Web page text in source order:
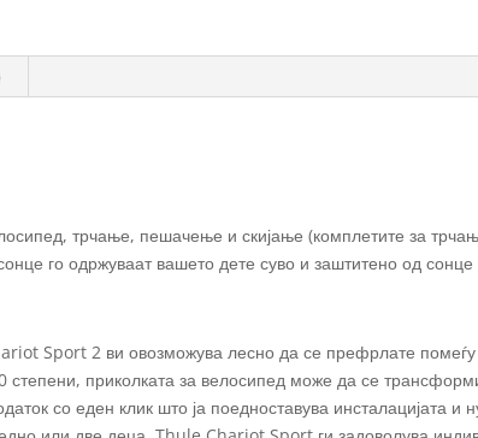
со
трчање, пешачење и скијање (комплетите за
го одржуваат вашето дете суво и заштитено од сонце
Sport 2 ви овозможува лесно да се префрлате
приколката за велосипед може да се
со еден клик што ја поедноставува инсталацијата и